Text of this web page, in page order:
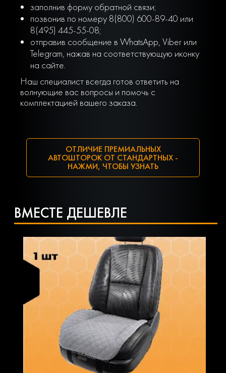
заполнив форму обратной связи;
позвонив по номеру 8(800) 600-89-40 или
8(495) 445-55-08;
отправив сообщение в WhatsApp, Viber или
Telegram, нажав на соответствующую иконку
на сайте.
Наш специалист всегда готов ответить на
волнующие вас вопросы и помочь с
комплектацией вашего заказа.
ОТЛИЧИЕ ПРЕМИАЛЬНЫХ
АВТОШТОРОК ОТ СТАНДАРТНЫХ -
НАЖМИ, ЧТОБЫ УЗНАТЬ
ВМЕСТЕ ДЕШЕВЛЕ